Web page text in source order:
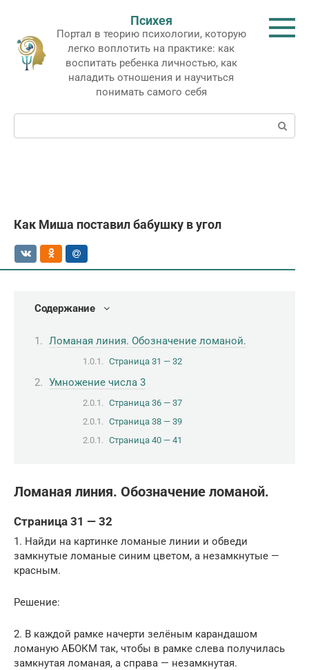
контенту
Психея
Портал в теорию психологии, которую
легко воплотить на практике: как
воспитать ребенка личностью, как
наладить отношения и научиться
понимать самого себя
Поиск:
Как Миша поставил бабушку в угол
Содержание
Ломаная линия. Обозначение ломаной.
Страница 31 — 32
Умножение числа 3
Страница 36 — 37
Страница 38 — 39
Страница 40 — 41
Ломаная линия. Обозначение ломаной.
Страница 31 — 32
1. Найди на картинке ломаные линии и обведи
замкнутые ломаные синим цветом, а незамкнутые —
красным.
Решение:
2. В каждой рамке начерти зелёным карандашом
ломаную АБОКМ так, чтобы в рамке слева получилась
замкнутая ломаная, а справа — незамкнутая.